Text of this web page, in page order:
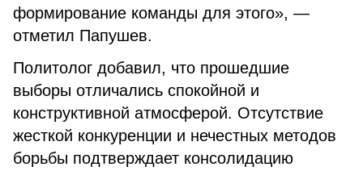
формирование команды для этого», —
отметил Папушев.
Политолог добавил, что прошедшие
выборы отличались спокойной и
конструктивной атмосферой. Отсутствие
жесткой конкуренции и нечестных методов
борьбы подтверждает консолидацию